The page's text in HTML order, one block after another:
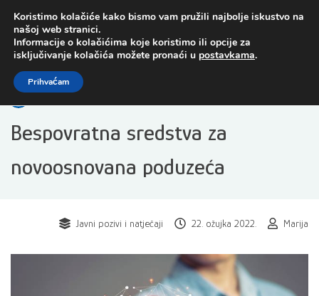
Open toolbar
sadržaj
Bespovratna sredstva za
novoosnovana poduzeća
Javni pozivi i natječaji 22. ožujka 2022. Marija
Koristimo kolačiće kako bismo vam pružili najbolje iskustvo na
našoj web stranici.
Informacije o kolačićima koje koristimo ili opcije za
isključivanje kolačića možete pronaći u postavkama.
Prihvaćam